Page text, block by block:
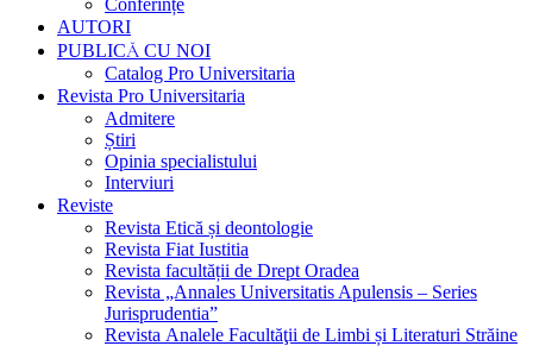
Conferințe
AUTORI
PUBLICĂ CU NOI
Catalog Pro Universitaria
Revista Pro Universitaria
Admitere
Știri
Opinia specialistului
Interviuri
Reviste
Revista Etică și deontologie
Revista Fiat Iustitia
Revista facultății de Drept Oradea
Revista „Annales Universitatis Apulensis – Series
Jurisprudentia”
Revista Analele Facultăţii de Limbi și Literaturi Străine